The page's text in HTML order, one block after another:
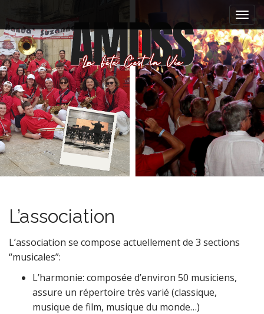
a
i
n
m
e
n
u
i
p
t
o
c
o
n
t
e
n
t
L’association
L’association se compose actuellement de 3 sections
“musicales”:
L’harmonie: composée d’environ 50 musiciens,
assure un répertoire très varié (classique,
musique de film, musique du monde…)